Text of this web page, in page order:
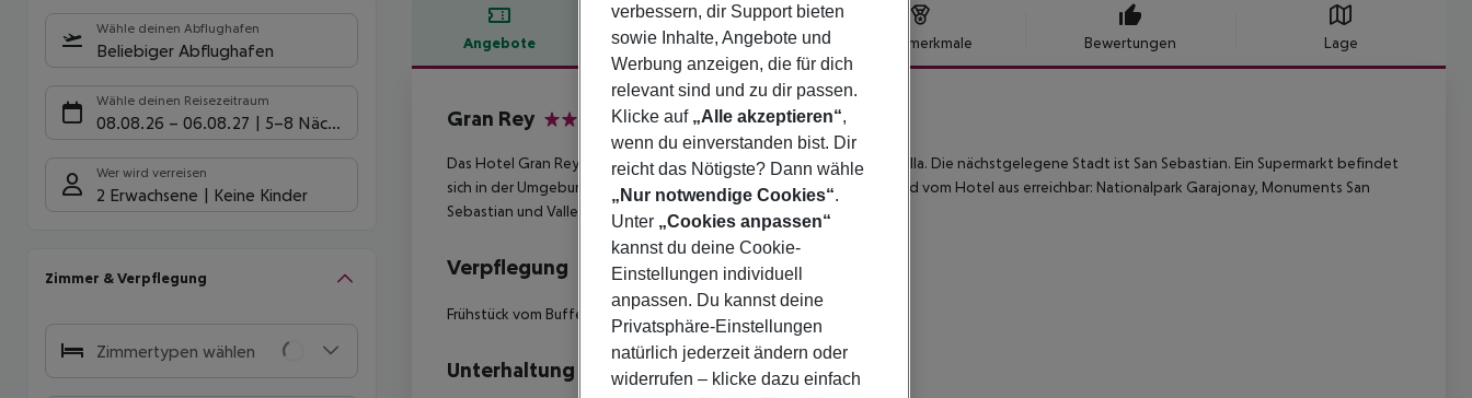
Wähle deinen Abflughafen
Beliebiger Abflughafen
Wähle deinen Reisezeitraum
08.08.26 – 06.08.27 5-8 Nächte
Wer wird verreisen
2 Erwachsene Keine Kinder
Zimmer & Verpflegung
Zimmertypen wählen
Angebote Hotelbeschreibung Hotelmerkmale Bewertungen Lage
Hotelbeschreibung
Gran Rey
Das Hotel Gran Rey liegt in der Umgebung des Kiesstrandes La Puntilla. Die nächstgelegene Stadt ist San Sebastian. Ein Supermarkt befindet
sich in der Umgebung des Hotels. Folgende Sehenswürdigkeiten sind vom Hotel aus erreichbar: Nationalpark Garajonay, Monuments San
Sebastian und Valle Hermoso.
Verpflegung
Frühstück vom Buffet. Halbpension beinhaltet Abendessen.
Unterhaltung
verbessern, dir Support bieten
sowie Inhalte, Angebote und
Werbung anzeigen, die für dich
relevant sind und zu dir passen.
Klicke auf „Alle akzeptieren“,
wenn du einverstanden bist. Dir
reicht das Nötigste? Dann wähle
„Nur notwendige Cookies“.
Unter „Cookies anpassen“
kannst du deine Cookie-
Einstellungen individuell
anpassen. Du kannst deine
Privatsphäre-Einstellungen
natürlich jederzeit ändern oder
widerrufen – klicke dazu einfach